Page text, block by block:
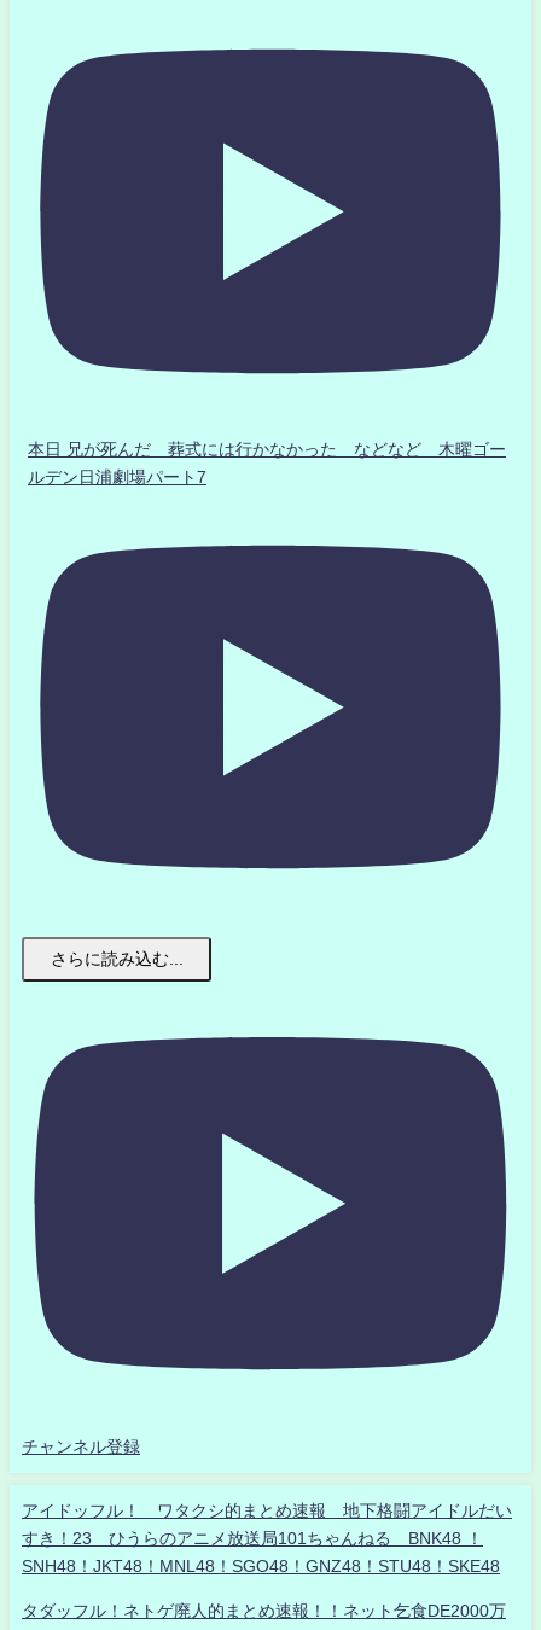
本日 兄が死んだ 葬式には行かなかった などなど 木曜ゴー
ルデン日浦劇場パート7
さらに読み込む...
チャンネル登録
アイドッフル！ ワタクシ的まとめ速報 地下格闘アイドルだい
すき！23 ひうらのアニメ放送局101ちゃんねる BNK48 ！
SNH48！JKT48！MNL48！SGO48！GNZ48！STU48！SKE48
タダッフル！ネトゲ廃人的まとめ速報！！ネット乞食DE2000万